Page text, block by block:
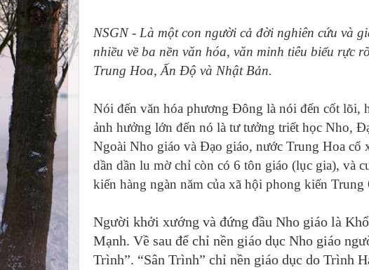
NSGN - Là một con người cả đời nghiên cứu và
nhiều về ba nền văn hóa, văn minh tiêu biểu
Trung Hoa, Ấn Độ và Nhật Bản.
Nói đến văn hóa phương Đông là nói đến cốt lõi,
ảnh hưởng lớn đến nó là tư tưởng triết học Nho,
Ngoài Nho giáo và Đạo giáo, nước Trung Hoa cổ
dần dần lu mờ chỉ còn có 6 tôn giáo (lục gia), và
kiến hàng ngàn năm của xã hội phong kiến
Người khởi xướng và đứng đầu Nho giáo là
Mạnh. Về sau để chỉ nền giáo dục Nho giáo
Trình”. “Sân Trình” chỉ nền giáo dục do Trình